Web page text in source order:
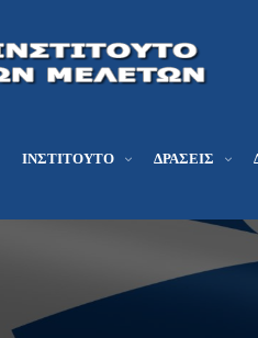
ΙΝΣΤΙΤΟΎΤΟ ΔΡΆΣΕΙΣ